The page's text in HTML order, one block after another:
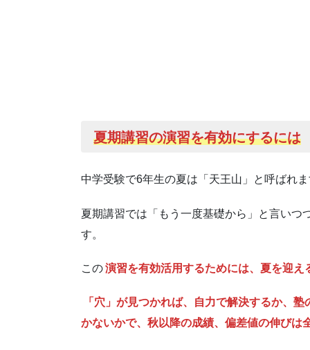
夏期講習の演習を有効にするには
中学受験で6年生の夏は「天王山」と呼ばれ
夏期講習では「もう一度基礎から」と言いつ
す。
この演習を有効活用するためには、夏を迎
「穴」が見つかれば、自力で解決するか、
かないかで、秋以降の成績、偏差値の伸びは